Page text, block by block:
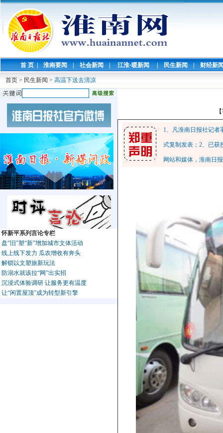
首 页 | 淮南要闻 | 社会新闻 | 江淮·暖新闻 | 民生新闻 | 财经新
首页 > 民生新闻 > 高温下送去清凉
怀新平系列言论专栏
盘“旧”塑“新”增加城市文体活动
线上线下发力 瓜农增收有奔头
解锁以文塑旅新玩法
防溺水就该拉“网”出实招
沉浸式体验调研 让服务更有温度
让“闲置屋顶”成为转型新引擎
1、凡淮南日报社记
式复制发表；2、已获
网站和媒体，淮南日